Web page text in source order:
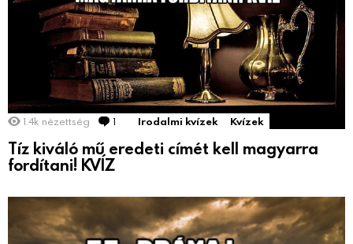
1.4k nézettség 1 Comment
Irodalmi kvízek Kvízek
Tíz kiváló mű eredeti címét kell magyarra
fordítani! KVÍZ